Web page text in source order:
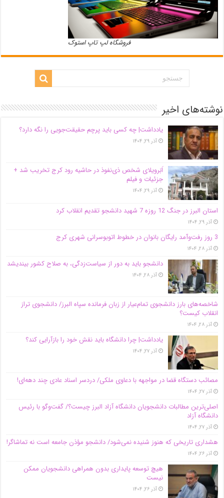
فروشگاه لپ تاپ استوک
نوشته‌های اخیر
یادداشت| ‌چه کسی باید پرچم حقیقت‌جویی را نگه دارد؟
آذر ۲۹, ۱۴۰۴
اَبَر‌ویلای شخص ذی‌نفوذ در حاشیه‌ رود کرج تخریب شد +
جزئیات و فیلم
آذر ۲۹, ۱۴۰۴
استان البرز در جنگ 12 روزه 7 شهید دانشجو تقدیم انقلاب کرد
آذر ۲۹, ۱۴۰۴
3 روز رفت‌وآمد رایگان بانوان در خطوط اتوبوسرانی شهری کرج
آذر ۲۸, ۱۴۰۴
دانشجو باید به دور از سیاست‌زدگی، به صلاح کشور بیندیشد
آذر ۲۸, ۱۴۰۴
شاخصه‌های بارز دانشجوی تمام‌عیار از زبان فرمانده سپاه البرز/ دانشجوی تراز
انقلاب کیست؟
آذر ۲۸, ۱۴۰۴
یادداشت| چرا دانشگاه باید نقش خود را بازآرایی کند؟
آذر ۲۷, ۱۴۰۴
مصائب دستگاه قضا در مواجهه با دعاوی ملکی/ دردسر اسناد عادی چند‌ دهه‌ای!
آذر ۲۷, ۱۴۰۴
اصلی‌ترین مطالبات دانشجویان دانشگاه آزاد البرز چیست؟/ گفت‌وگو با رئیس
دانشگاه آز‌اد
آذر ۲۷, ۱۴۰۴
هشداری تاریخی که هنوز شنیده نمی‌شود/ دانشجو مؤذن جامعه است نه تماشاگر!
آذر ۲۶, ۱۴۰۴
هیچ توسعه پایداری بدون همراهی دانشجویان ممکن
نیست
آذر ۲۶, ۱۴۰۴